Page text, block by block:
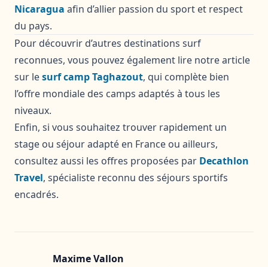
Nicaragua afin d’allier passion du sport et respect
du pays.
Pour découvrir d’autres destinations surf
reconnues, vous pouvez également lire notre article
sur lesurf camp Taghazout, qui complète bien
l’offre mondiale des camps adaptés à tous les
niveaux.
Enfin, si vous souhaitez trouver rapidement un
stage ou séjour adapté en France ou ailleurs,
consultez aussi les offres proposées par Decathlon
Travel, spécialiste reconnu des séjours sportifs
encadrés.
Maxime Vallon